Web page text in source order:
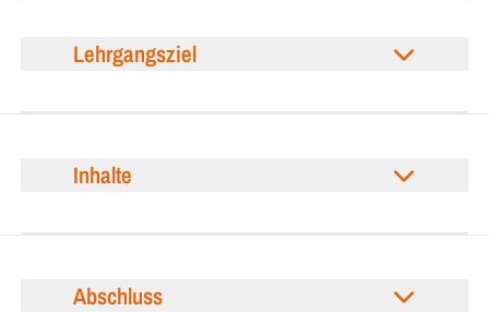
Lehrgangsziel
Inhalte
Abschluss